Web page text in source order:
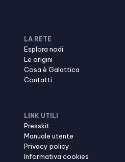
LA RETE
Esplora nodi
Le origini
Cosa è Galattica
Contatti
LINK UTILI
Presskit
Manuale utente
Privacy policy
Informativa cookies